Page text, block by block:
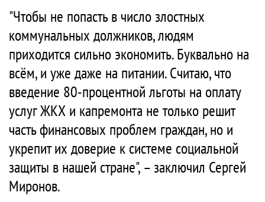
"Чтобы не попасть в число злостных
коммунальных должников, людям
приходится сильно экономить. Буквально на
всём, и уже даже на питании. Считаю, что
введение 80-процентной льготы на оплату
услуг ЖКХ и капремонта не только решит
часть финансовых проблем граждан, но и
укрепит их доверие к системе социальной
защиты в нашей стране", – заключил Сергей
Миронов.